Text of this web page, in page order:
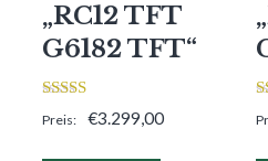
„RC12 TFT
G6182 TFT“
4.00
von 5
€3.299,00